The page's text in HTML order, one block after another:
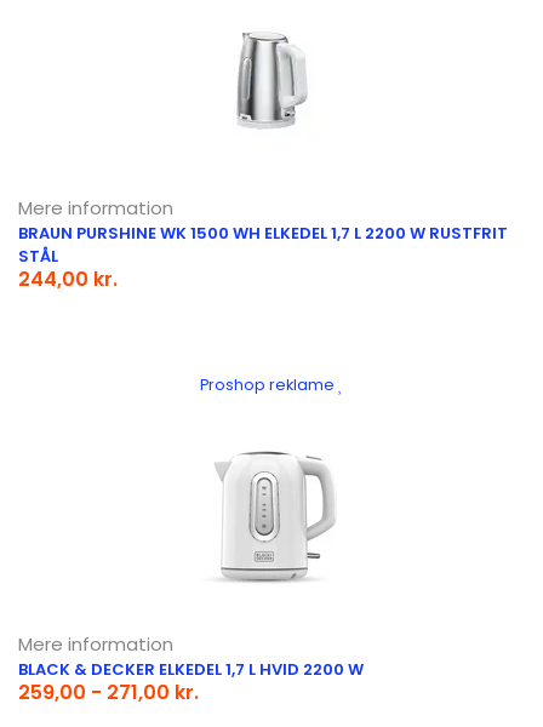
Mere information
BRAUN PURSHINE WK 1500 WH ELKEDEL 1,7 L 2200 W RUSTFRIT
STÅL
244,00 kr.
Proshop reklame
Mere information
BLACK & DECKER ELKEDEL 1,7 L HVID 2200 W
259,00 - 271,00 kr.